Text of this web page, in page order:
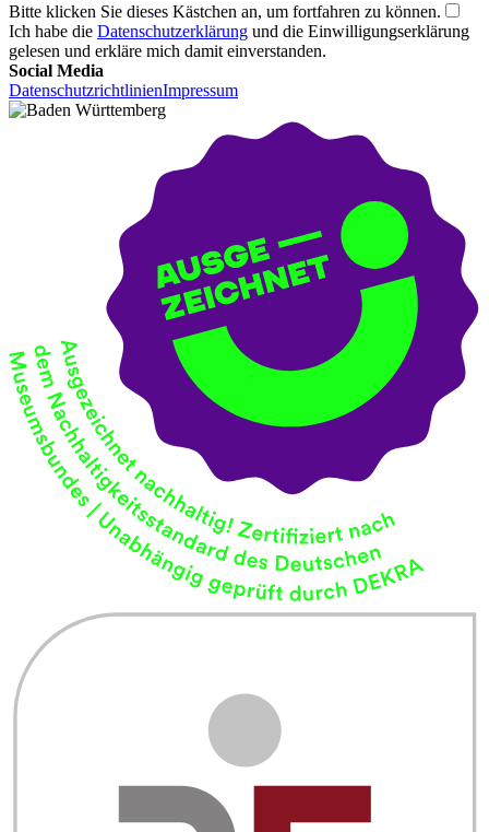
Bitte klicken Sie dieses Kästchen an, um fortfahren zu können.
Ich habe die Datenschutzerklärung und die Einwilligungserklärung
gelesen und erkläre mich damit einverstanden.
Social Media
DatenschutzrichtlinienImpressum